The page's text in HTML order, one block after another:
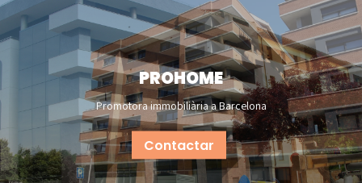
PROHOME
Promotora immobiliària a Barcelona
Contactar